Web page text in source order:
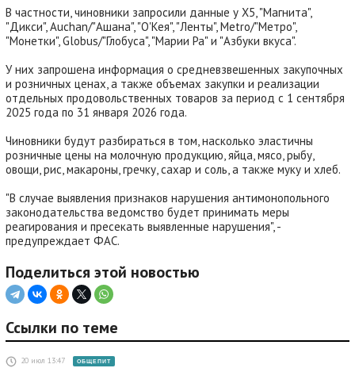
В частности, чиновники запросили данные у Х5, "Магнита",
"Дикси", Auchan/"Ашана", "О'Кея", "Ленты", Metro/"Метро",
"Монетки", Globus/"Глобуса", "Марии Ра" и "Азбуки вкуса".
У них запрошена информация о средневзвешенных закупочных
и розничных ценах, а также объемах закупки и реализации
отдельных продовольственных товаров за период с 1 сентября
2025 года по 31 января 2026 года.
Чиновники будут разбираться в том, насколько эластичны
розничные цены на молочную продукцию, яйца, мясо, рыбу,
овощи, рис, макароны, гречку, сахар и соль, а также муку и хлеб.
"В случае выявления признаков нарушения антимонопольного
законодательства ведомство будет принимать меры
реагирования и пресекать выявленные нарушения", -
предупреждает ФАС.
Поделиться этой новостью
Ссылки по теме
20 июл 13:47 ОБЩЕПИТ